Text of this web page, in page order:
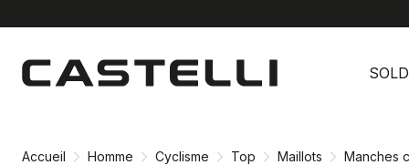
contenu
Accueil Homme Cyclisme Top Maillots Manches